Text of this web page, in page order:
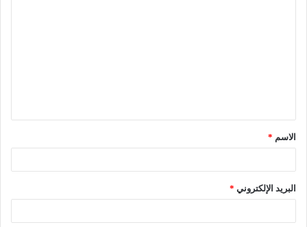
ق
*
الاسم *
البريد الإلكتروني *